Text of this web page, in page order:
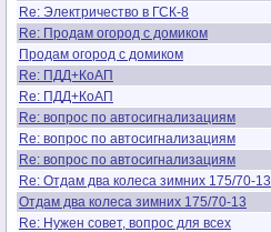
Re: Электричество в ГСК-8
Re: Продам огород с домиком
Продам огород с домиком
Re: ПДД+КоАП
Re: ПДД+КоАП
Re: вопрос по автосигнализациям
Re: вопрос по автосигнализациям
Re: вопрос по автосигнализациям
Re: Отдам два колеса зимних 175/70-13
Отдам два колеса зимних 175/70-13
Re: Нужен совет, вопрос для всех